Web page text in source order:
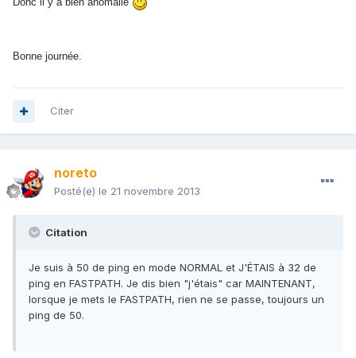
Bonne journée.
Citer
noreto
Posté(e) le 21 novembre 2013
Citation
Je suis à 50 de ping en mode NORMAL et J'ÉTAIS à 32 de
ping en FASTPATH. Je dis bien "j'étais" car MAINTENANT,
lorsque je mets le FASTPATH, rien ne se passe, toujours un
ping de 50.